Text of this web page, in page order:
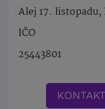
Alej 17.
IČO
25443801